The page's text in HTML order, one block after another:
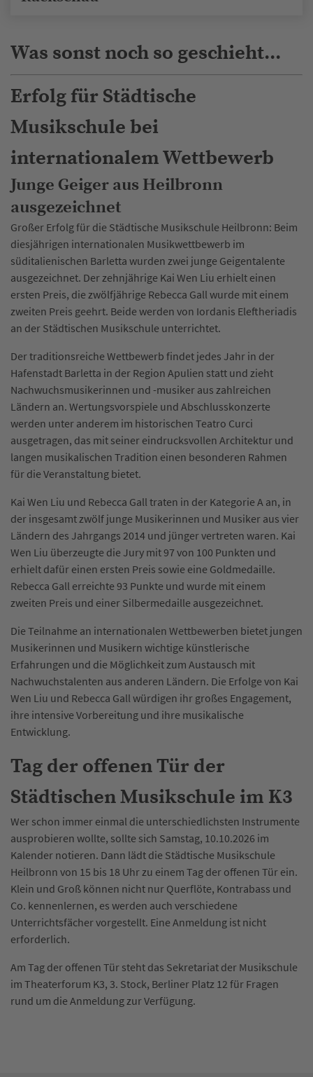
Was sonst noch so geschieht...
Erfolg für Städtische
Musikschule bei
internationalem Wettbewerb
Junge Geiger aus Heilbronn
ausgezeichnet
Großer Erfolg für die Städtische Musikschule Heilbronn: Beim
diesjährigen internationalen Musikwettbewerb im
süditalienischen Barletta wurden zwei junge Geigentalente
ausgezeichnet. Der zehnjährige Kai Wen Liu erhielt einen
ersten Preis, die zwölfjährige Rebecca Gall wurde mit einem
zweiten Preis geehrt. Beide werden von Iordanis Eleftheriadis
an der Städtischen Musikschule unterrichtet.
Der traditionsreiche Wettbewerb findet jedes Jahr in der
Hafenstadt Barletta in der Region Apulien statt und zieht
Nachwuchsmusikerinnen und -musiker aus zahlreichen
Ländern an. Wertungsvorspiele und Abschlusskonzerte
werden unter anderem im historischen Teatro Curci
ausgetragen, das mit seiner eindrucksvollen Architektur und
langen musikalischen Tradition einen besonderen Rahmen
für die Veranstaltung bietet.
Kai Wen Liu und Rebecca Gall traten in der Kategorie A an, in
der insgesamt zwölf junge Musikerinnen und Musiker aus vier
Ländern des Jahrgangs 2014 und jünger vertreten waren. Kai
Wen Liu überzeugte die Jury mit 97 von 100 Punkten und
erhielt dafür einen ersten Preis sowie eine Goldmedaille.
Rebecca Gall erreichte 93 Punkte und wurde mit einem
zweiten Preis und einer Silbermedaille ausgezeichnet.
Die Teilnahme an internationalen Wettbewerben bietet jungen
Musikerinnen und Musikern wichtige künstlerische
Erfahrungen und die Möglichkeit zum Austausch mit
Nachwuchstalenten aus anderen Ländern. Die Erfolge von Kai
Wen Liu und Rebecca Gall würdigen ihr großes Engagement,
ihre intensive Vorbereitung und ihre musikalische
Entwicklung.
Tag der offenen Tür der
Städtischen Musikschule im K3
Wer schon immer einmal die unterschiedlichsten Instrumente
ausprobieren wollte, sollte sich Samstag, 10.10.2026 im
Kalender notieren. Dann lädt die Städtische Musikschule
Heilbronn von 15 bis 18 Uhr zu einem Tag der offenen Tür ein.
Klein und Groß können nicht nur Querflöte, Kontrabass und
Co. kennenlernen, es werden auch verschiedene
Unterrichtsfächer vorgestellt. Eine Anmeldung ist nicht
erforderlich.
Am Tag der offenen Tür steht das Sekretariat der Musikschule
im Theaterforum K3, 3. Stock, Berliner Platz 12 für Fragen
rund um die Anmeldung zur Verfügung.